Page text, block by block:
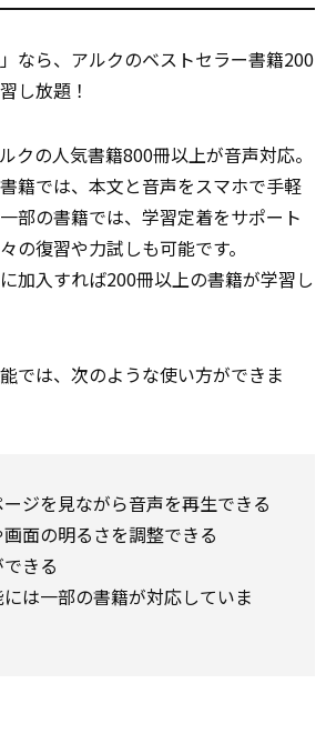
」なら、アルクのベストセラー書籍200
し放題！
クの人気書籍800冊以上が音声対応。
籍では、本文と音声をスマホで手軽
部の書籍では、学習定着をサポート
の復習や力試しも可能です。
加入すれば200冊以上の書籍が学習し
では、次のような使い方ができま
ジを見ながら音声を再生できる
面の明るさを調整できる
きる
は一部の書籍が対応していま